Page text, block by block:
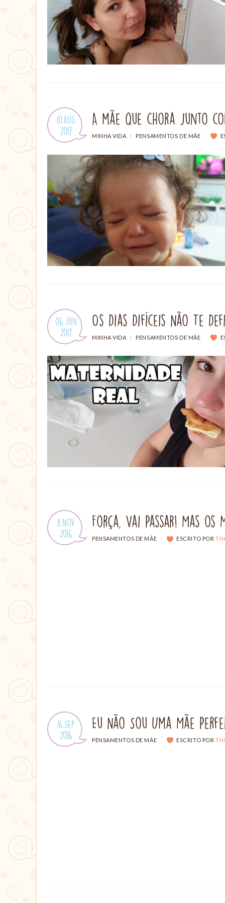
Publicado
em:
10.Aug
.
2017
A mãe que chora junto
CATEGORIAS:
MINHA VIDA | PENSAMENTOS DE MÃE
Publicado
em:
06.Jun
.
2017
Os Dias Difíceis Não Te
CATEGORIAS:
MINHA VIDA | PENSAMENTOS DE MÃE
Publicado
em:
11.Nov
.
2016
Força, Vai Passar! Mas os
CATEGORIAS:
PENSAMENTOS DE MÃE ESCRITO POR
Publicado
em:
16.Sep
.
2016
Eu Não Sou Uma Mãe
CATEGORIAS:
PENSAMENTOS DE MÃE ESCRITO POR